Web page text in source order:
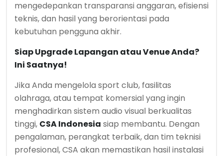
mengedepankan transparansi anggaran, efisiensi
teknis, dan hasil yang berorientasi pada
kebutuhan pengguna akhir.
Siap Upgrade Lapangan atau Venue Anda?
Ini Saatnya!
Jika Anda mengelola sport club, fasilitas
olahraga, atau tempat komersial yang ingin
menghadirkan sistem audio visual berkualitas
tinggi, CSA Indonesia siap membantu. Dengan
pengalaman, perangkat terbaik, dan tim teknisi
profesional, CSA akan memastikan hasil instalasi